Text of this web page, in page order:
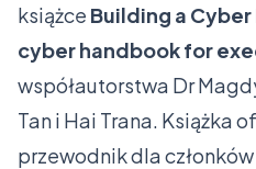
książce Building a Cyber
cyber handbook for
współautorstwa Dr
Tan i Hai Trana. Książka
przewodnik dla